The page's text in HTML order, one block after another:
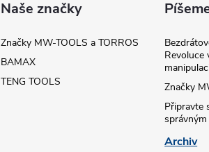
p
Naše značky
Značky MW-TOOLS a TORROS
BAMAX
TENG TOOLS
Revoluce
Značky
Připravte
Archiv